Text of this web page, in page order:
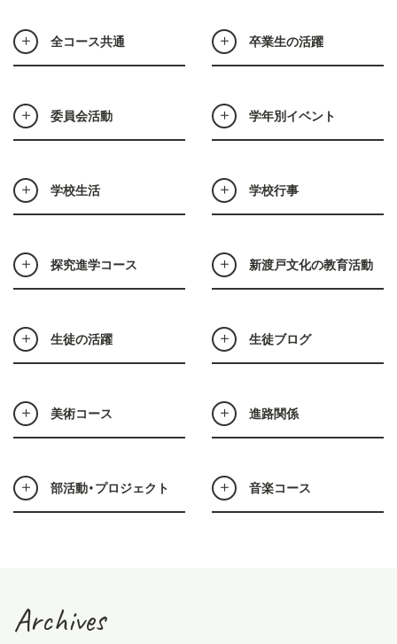
全コース共通 卒業生の活躍
委員会活動 学年別イベント
学校生活 学校行事
探究進学コース 新渡戸文化の教育活動
生徒の活躍 生徒ブログ
美術コース 進路関係
部活動・プロジェクト 音楽コース
Archives